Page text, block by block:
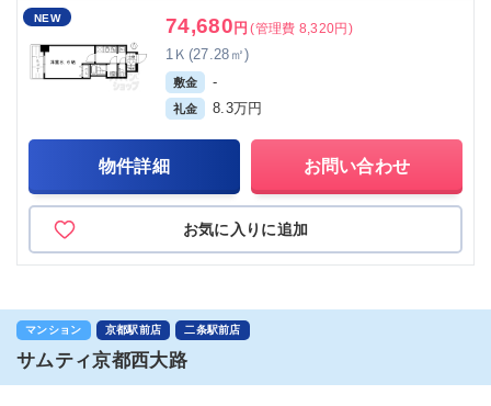
NEW 74,680 円 (管理費 8,320円)
1Ｋ(27.28㎡)
敷金 -
礼金 8.3万円
物件詳細 お問い合わせ
お気に入りに追加
マンション 京都駅前店 二条駅前店
サムティ京都西大路